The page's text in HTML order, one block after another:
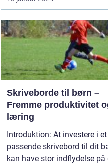
Skriveborde til børn –
Fremme produktivitet
læring
Introduktion: At investere i et
passende skrivebord til dit
kan have stor indflydelse på